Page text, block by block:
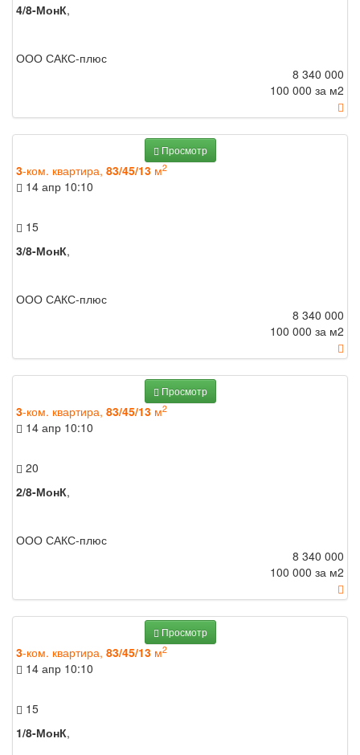
4/8-МонК,
ООО САКС-плюс
8 340 000
100 000 за м2
Просмотр
3-ком. квартира, 83/45/13 м2
14 апр 10:10
15
3/8-МонК,
ООО САКС-плюс
8 340 000
100 000 за м2
Просмотр
3-ком. квартира, 83/45/13 м2
14 апр 10:10
20
2/8-МонК,
ООО САКС-плюс
8 340 000
100 000 за м2
Просмотр
3-ком. квартира, 83/45/13 м2
14 апр 10:10
15
1/8-МонК,